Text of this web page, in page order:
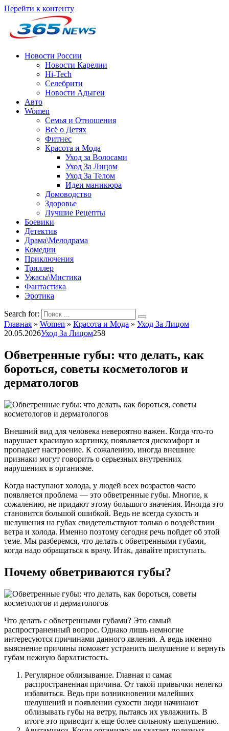
Перейти к контенту
Новости России
Новости Карелии
Hi-Tech
Селебрити
Новости Адыгеи
Авто
Women
Семья и Отношения
Всё о Детях
Фитнес
Красота и Мода
Уход за Волосами
Уход За Лицом
Уход За Телом
Идеи маникюра
Домоводство
Здоровье
Лучшие Рецепты
Боевики
Детектив
Драма\Мелодрама
Комедии
Приключения
Триллер
Ужасы\Мистика
Фантастика
Эротика
Search for:
Главная » Women » Красота и Мода » Уход За Лицом
20.05.2026Уход За Лицом258
Обветренные губы: что делать, как
бороться, советы косметологов и
дерматологов
Внешний вид для человека невероятно важен. Когда что-то
нарушает красивую картинку, появляется дискомфорт и
пропадает настроение. К сожалению, иногда внешние
признаки могут говорить о серьезных внутренних
нарушениях в организме.
Когда наступают холода, у людей всех возрастов часто
появляется проблема — это обветренные губы. Многие, к
сожалению, не придают этому большого значения. Иногда это
становится большой ошибкой. Ведь не всегда сухость и
шелушения на губах свидетельствуют только о воздействии
ветра и холода. Именно поэтому сегодня речь пойдет об этой
теме. Мы разберемся, что делать с обветренными губами,
когда надо обращаться к врачу. Итак, давайте приступать.
Почему обветриваются губы?
Что делать с обветренными губами? Это самый
распространенный вопрос. Однако лишь немногие
интересуются причинами данного явления. А ведь именно
выяснение причины поможет устранить шелушение и вернуть
губам нежную бархатистость.
Регулярное облизывание. Главная и самая
распространенная причина. От такой привычки нелегко
избавиться. Ведь при возникновении малейших
шелушений и появлении сухости люди начинают
облизывать губы на ветру, пытаясь их увлажнить. В
итоге это приводит к еще более сильному шелушению.